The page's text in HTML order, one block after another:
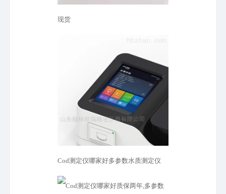
现货
Cod测定仪哪家好多参数水质测定仪